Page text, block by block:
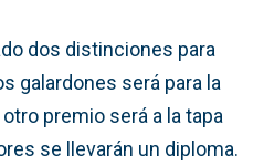
dos distinciones para
galardones será para la
premio será a la tapa
se llevarán un diploma.